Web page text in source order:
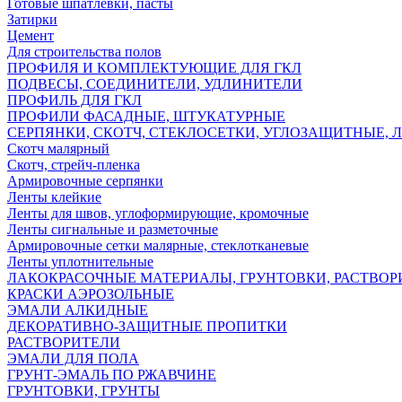
Готовые шпатлёвки, пасты
Затирки
Цемент
Для строительства полов
ПРОФИЛЯ И КОМПЛЕКТУЮЩИЕ ДЛЯ ГКЛ
ПОДВЕСЫ, СОЕДИНИТЕЛИ, УДЛИНИТЕЛИ
ПРОФИЛЬ ДЛЯ ГКЛ
ПРОФИЛИ ФАСАДНЫЕ, ШТУКАТУРНЫЕ
СЕРПЯНКИ, СКОТЧ, СТЕКЛОСЕТКИ, УГЛОЗАЩИТНЫЕ,
Скотч малярный
Скотч, стрейч-пленка
Армировочные серпянки
Ленты клейкие
Ленты для швов, углоформирующие, кромочные
Ленты сигнальные и разметочные
Армировочные сетки малярные, стеклотканевые
Ленты уплотнительные
ЛАКОКРАСОЧНЫЕ МАТЕРИАЛЫ, ГРУНТОВКИ,
КРАСКИ АЭРОЗОЛЬНЫЕ
ЭМАЛИ АЛКИДНЫЕ
ДЕКОРАТИВНО-ЗАЩИТНЫЕ ПРОПИТКИ
РАСТВОРИТЕЛИ
ЭМАЛИ ДЛЯ ПОЛА
ГРУНТ-ЭМАЛЬ ПО РЖАВЧИНЕ
ГРУНТОВКИ, ГРУНТЫ